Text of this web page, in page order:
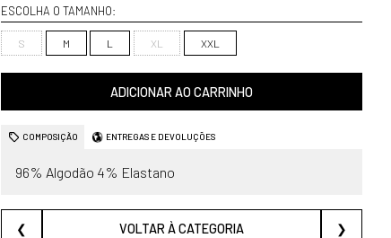
ESCOLHA O TAMANHO:
S M L XL XXL
ADICIONAR AO CARRINHO
COMPOSIÇÃO ENTREGAS E DEVOLUÇÕES
96% Algodão 4% Elastano
❮ VOLTAR À CATEGORIA ❯